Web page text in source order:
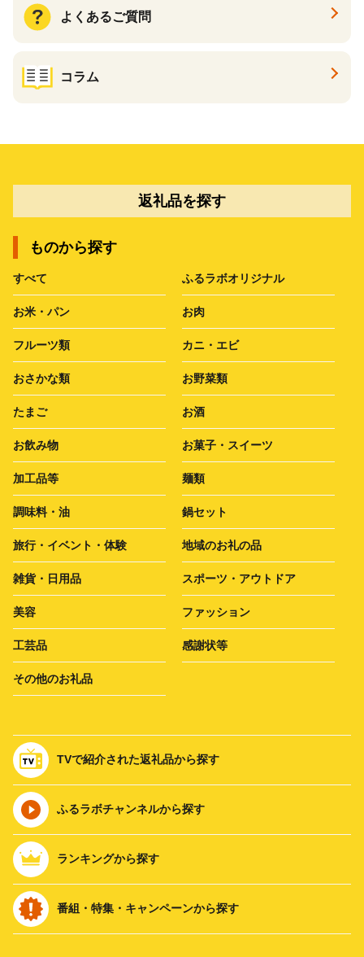
よくあるご質問
コラム
返礼品を探す
ものから探す
すべて ふるラボオリジナル
お米・パン お肉
フルーツ類 カニ・エビ
おさかな類 お野菜類
たまご お酒
お飲み物 お菓子・スイーツ
加工品等 麺類
調味料・油 鍋セット
旅行・イベント・体験 地域のお礼の品
雑貨・日用品 スポーツ・アウトドア
美容 ファッション
工芸品 感謝状等
その他のお礼品
TVで紹介された返礼品から探す
ふるラボチャンネルから探す
ランキングから探す
番組・特集・キャンペーンから探す